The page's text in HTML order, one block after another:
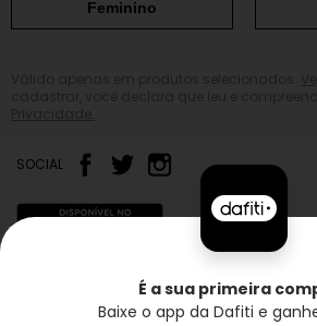
Feminino
SOCIAL
Frete grátis* Troca grátis
É a sua primeira
Baixe o app da Dafiti e